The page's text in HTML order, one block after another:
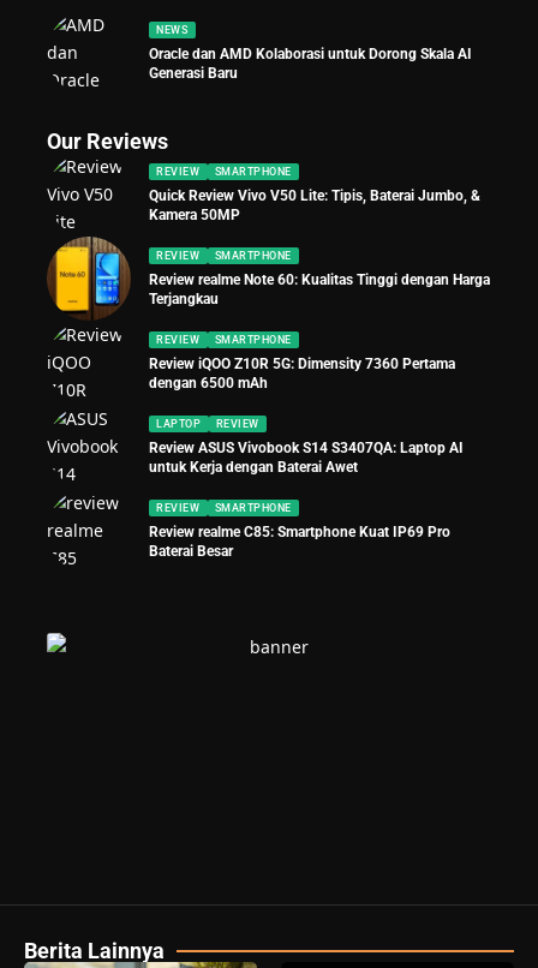
NEWS
Oracle dan AMD Kolaborasi untuk Dorong Skala AI
Generasi Baru
Our Reviews
REVIEW SMARTPHONE
Quick Review Vivo V50 Lite: Tipis, Baterai Jumbo, &
Kamera 50MP
REVIEW SMARTPHONE
Review realme Note 60: Kualitas Tinggi dengan Harga
Terjangkau
REVIEW SMARTPHONE
Review iQOO Z10R 5G: Dimensity 7360 Pertama
dengan 6500 mAh
LAPTOP REVIEW
Review ASUS Vivobook S14 S3407QA: Laptop AI
untuk Kerja dengan Baterai Awet
REVIEW SMARTPHONE
Review realme C85: Smartphone Kuat IP69 Pro
Baterai Besar
Berita Lainnya